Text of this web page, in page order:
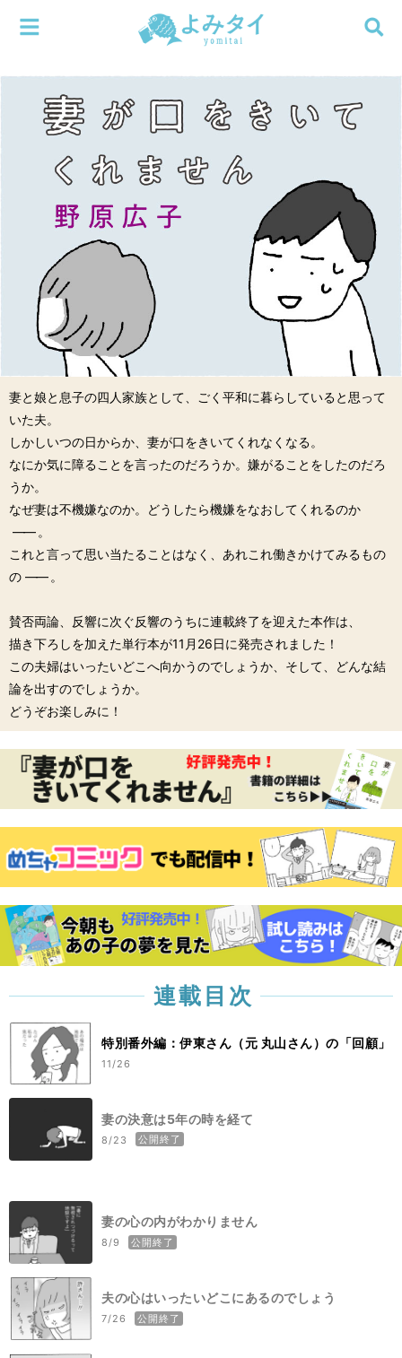
よみタイ
ホーム
新着
連載
特集
編集部
検索する
メニューを閉じる
妻と娘と息子の四人家族として、ごく平和に暮らしていると思って
いた夫。
しかしいつの日からか、妻が口をきいてくれなくなる。
なにか気に障ることを言ったのだろうか。嫌がることをしたのだろ
うか。
なぜ妻は不機嫌なのか。どうしたら機嫌をなおしてくれるのか
―― 。
これと言って思い当たることはなく、あれこれ働きかけてみるもの
の ―― 。
賛否両論、反響に次ぐ反響のうちに連載終了を迎えた本作は、
描き下ろしを加えた単行本が11月26日に発売されました！
この夫婦はいったいどこへ向かうのでしょうか、そして、どんな結
論を出すのでしょうか。
どうぞお楽しみに！
連載目次
特別番外編：伊東さん（元 丸山さん）の「回顧」
11/26
妻の決意は5年の時を経て
8/23 公開終了
妻の心の内がわかりません
8/9 公開終了
夫の心はいったいどこにあるのでしょう
7/26 公開終了